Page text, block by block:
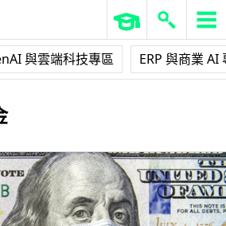
與雲端科技專區 ERP 與商業 AI